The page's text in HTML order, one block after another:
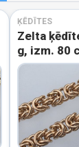
ĶĒDĪTES
Zelta
g, izm. 80